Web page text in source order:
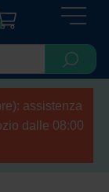
assistenza
dalle 08:00